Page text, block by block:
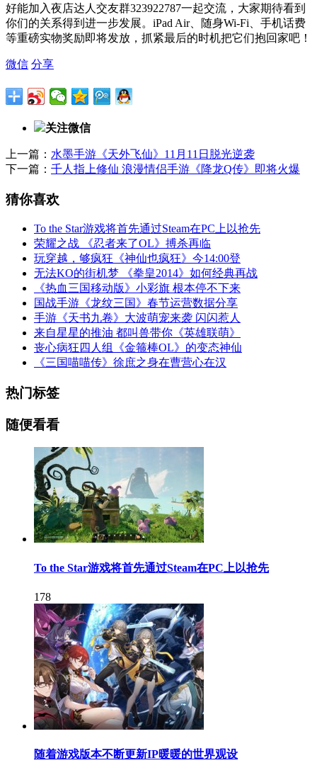
好能加入夜店达人交友群323922787一起交流，大家期待看到
你们的关系得到进一步发展。iPad Air、随身Wi-Fi、手机话费
等重磅实物奖励即将发放，抓紧最后的时机把它们抱回家吧！
微信 分享
关注微信
上一篇： 水墨手游《天外飞仙》11月11日脱光逆袭
下一篇： 千人指上修仙 浪漫情侣手游《降龙Q传》即将火爆
猜你喜欢
To the Star游戏将首先通过Steam在PC上以抢先
荣耀之战 《忍者来了OL》搏杀再临
玩穿越，够疯狂《神仙也疯狂》今14:00登
无法KO的街机梦 《拳皇2014》如何经典再战
《热血三国移动版》小彩旗 根本停不下来
国战手游《龙纹三国》春节运营数据分享
手游《天书九卷》大波萌宠来袭 闪闪惹人
来自星星的推油 都叫兽带你《英雄联萌》
丧心病狂四人组《金箍棒OL》的变态神仙
《三国喵喵传》徐庶之身在曹营心在汉
热门标签
随便看看
To the Star游戏将首先通过Steam在PC上以抢先
178
随着游戏版本不断更新IP暖暖的世界观设